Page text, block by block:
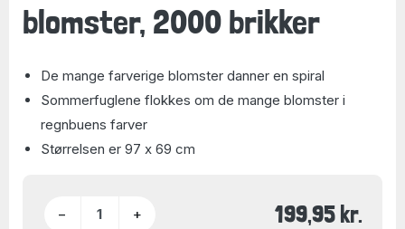
blomster, 2000 brikker
De mange farverige blomster danner en spiral
Sommerfuglene flokkes om de mange blomster i
regnbuens farver
Størrelsen er 97 x 69 cm
− + 199,95 kr.